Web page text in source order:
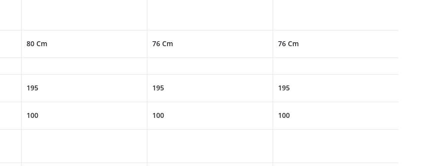
80 Cm 76 Cm 76 Cm
195 195 195
100 100 100